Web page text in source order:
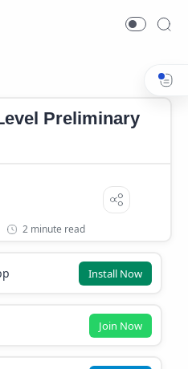
Preliminary
2 minute read
Install Now
Join Now